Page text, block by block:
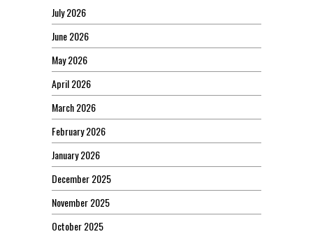
July 2026
June 2026
May 2026
April 2026
March 2026
February 2026
January 2026
December 2025
November 2025
October 2025